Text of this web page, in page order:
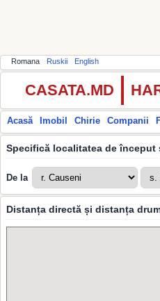
Romana Ruskii English
CASATA.MD
Acasă Imobil Chirie Companii
Specifică localitatea de
De la
Distanța directă și distanța